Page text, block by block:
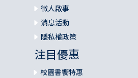
徵人啟事
消息活動
隱私權政策
注目優惠
校園書饗特惠